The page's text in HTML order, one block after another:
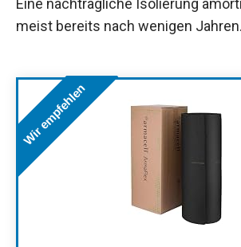
meist bereits nach wenigen Jahren.
Wir empfehlen